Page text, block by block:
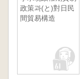
政策과(と)對日民
間貿易構造